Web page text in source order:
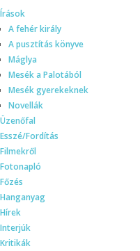
Írások
A fehér király
A pusztítás könyve
Máglya
Mesék a Palotából
Mesék gyerekeknek
Novellák
Üzenőfal
Esszé/Fordítás
Filmekről
Fotonapló
Főzés
Hanganyag
Hírek
Interjúk
Kritikák